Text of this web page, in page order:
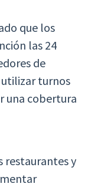
que los
las 24
de
turnos
una cobertura
restaurantes y